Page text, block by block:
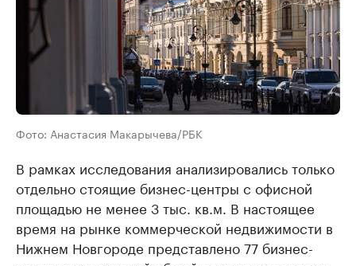
Фото: Анастасия Макарычева/РБК
В рамках исследования анализировались только
отдельно стоящие бизнес-центры с офисной
площадью не менее 3 тыс. кв.м. В настоящее
время на рынке коммерческой недвижимости в
Нижнем Новгороде представлено 77 бизнес-